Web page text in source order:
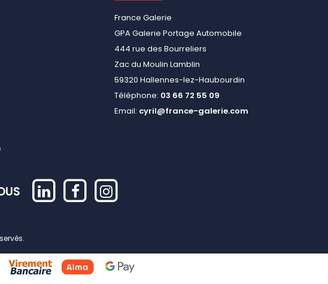
Personnalisez vos préférences pour contrôler la manière dont vos informations sont
France Galerie
GPA Galerie Portage Automobile
444 rue des Bourreliers
Zac du Moulin Lamblin
59320 Hallennes-lez-Haubourdin
Téléphone: 03 66 72 55 09
Email: cyril@france-galerie.com